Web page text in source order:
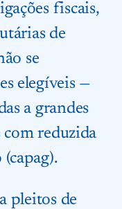
fiscais,
de
se
elegíveis —
a grandes
reduzida
pleitos de